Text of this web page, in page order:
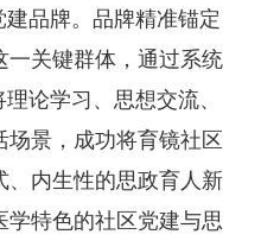
品牌。品牌精准锚定
一关键群体，通过系统
论学习、思想交流、
景，成功将育镜社区
、内生性的思政育人新
特色的社区党建与思